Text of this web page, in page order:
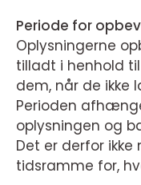
Periode for
Oplysningerne
tilladt i henhold
dem, når de ikke
Perioden
oplysningen og
Det er derfor
tidsramme for,